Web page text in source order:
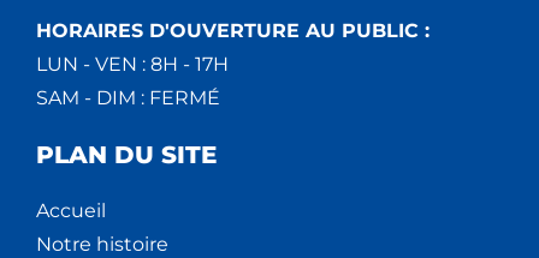
HORAIRES D'OUVERTURE AU PUBLIC :
LUN - VEN : 8H - 17H
SAM - DIM : FERMÉ
PLAN DU SITE
Accueil
Notre histoire